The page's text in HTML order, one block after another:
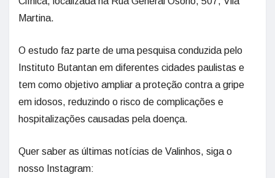
Martina.
O estudo faz parte de uma pesquisa conduzida pelo
Instituto Butantan em diferentes cidades paulistas e
tem como objetivo ampliar a proteção contra a gripe
em idosos, reduzindo o risco de complicações e
hospitalizações causadas pela doença.
Quer saber as últimas notícias de Valinhos, siga o
nosso Instagram: